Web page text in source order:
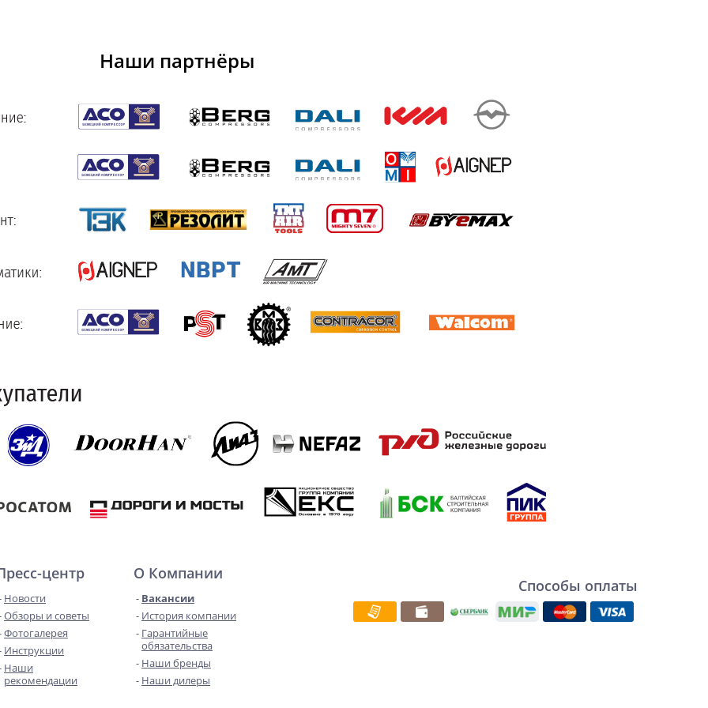
Наши партнёры
центр
Новости
Обзоры и советы
Фотогалерея
Инструкции
Наши
рекомендации
О Компании
Вакансии
История компании
Гарантийные
обязательства
Наши бренды
Наши дилеры
Способы оплаты